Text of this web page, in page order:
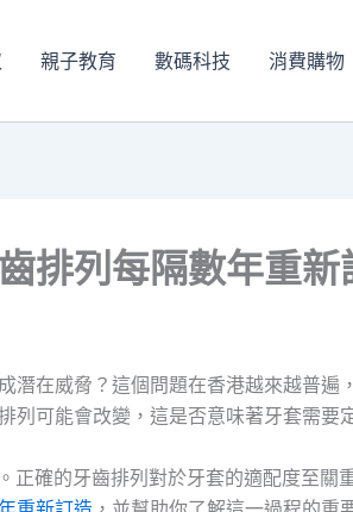
親子教育 數碼科技 消費購物
排列每隔數年重新
在威脅？這個問題在香港越來越普遍
列可能會改變，這是否意味著牙套需要
正確的牙齒排列對於牙套的適配度至